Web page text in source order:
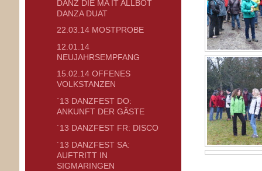
DÄNZ DIE MA IT ALLBOT
DANZA DUAT
22.03.14 MOSTPROBE
12.01.14
NEUJAHRSEMPFANG
15.02.14 OFFENES
VOLKSTANZEN
´13 DANZFEST DO:
ANKUNFT DER GÄSTE
´13 DANZFEST FR: DISCO
´13 DANZFEST SA:
AUFTRITT IN
SIGMARINGEN